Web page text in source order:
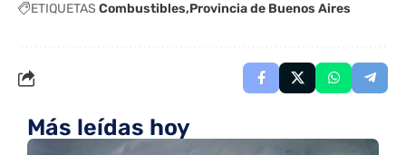
ETIQUETAS Combustibles Provincia de Buenos Aires
Más leídas hoy